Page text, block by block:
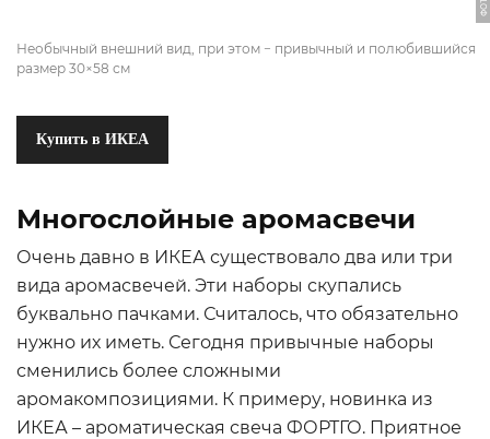
Необычный внешний вид, при этом − привычный и полюбившийся
размер 30×58 см
Купить в ИКЕА
Многослойные аромасвечи
Очень давно в ИКЕА существовало два или три
вида аромасвечей. Эти наборы скупались
буквально пачками. Считалось, что обязательно
нужно их иметь. Сегодня привычные наборы
сменились более сложными
аромакомпозициями. К примеру, новинка из
ИКЕА – ароматическая свеча ФОРТГО. Приятное